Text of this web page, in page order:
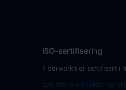
ISO-sertifisering
Fiberworks er sertifisert i
Les mer om kvalitet og